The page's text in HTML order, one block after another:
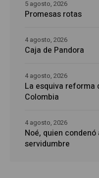
Promesas rotas
5 agosto, 2026
Caja de Pandora
4 agosto, 2026
La esquiva reforma
Colombia
4 agosto, 2026
Noé, quien
servidumbre
4 agosto, 2026